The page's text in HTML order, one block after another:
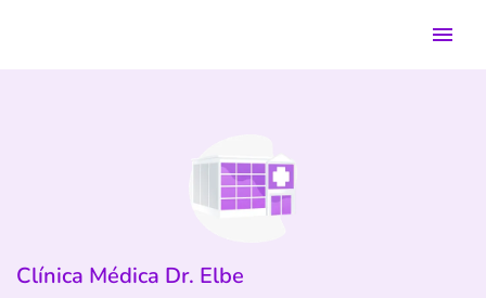
Clínica Médica Dr. Elbe